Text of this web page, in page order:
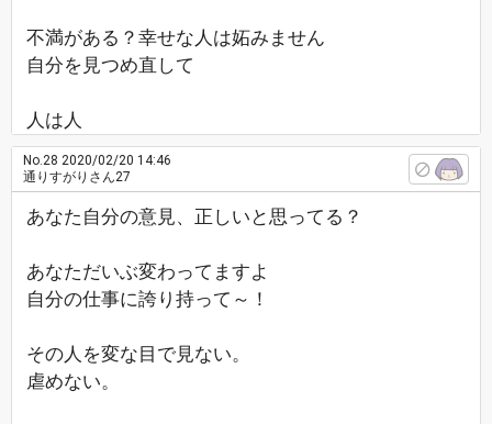
不満がある？幸せな人は妬みません
自分を見つめ直して
人は人
No.28 2020/02/20 14:46
通りすがりさん27
あなた自分の意見、正しいと思ってる？
あなただいぶ変わってますよ
自分の仕事に誇り持って～！
その人を変な目で見ない。
虐めない。